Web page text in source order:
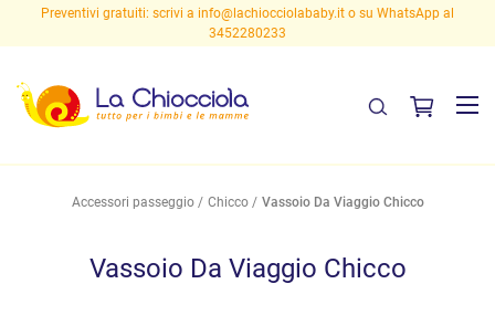
Preventivi gratuiti: scrivi a info@lachiocciolababy.it o su WhatsApp al
3452280233
Accessori passeggio Chicco Vassoio Da Viaggio Chicco
Vassoio Da Viaggio Chicco